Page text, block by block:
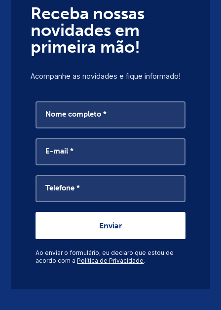
Receba nossas
novidades em
primeira mão!
Acompanhe as novidades e fique informado!
Nome completo *
E-mail *
Telefone *
Ao enviar o formulário, eu declaro que estou de
acordo com aPolítica de Privacidade.